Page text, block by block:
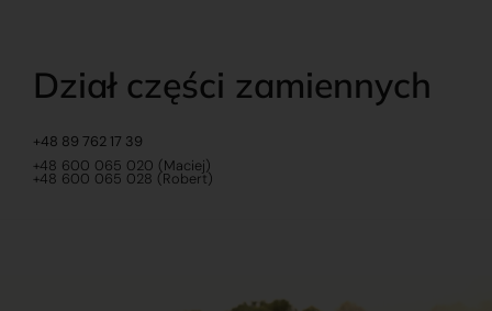
Dział części zamiennych
+48 89 762 17 39
+48 600 065 020 (Maciej)
+48 600 065 028 (Robert)